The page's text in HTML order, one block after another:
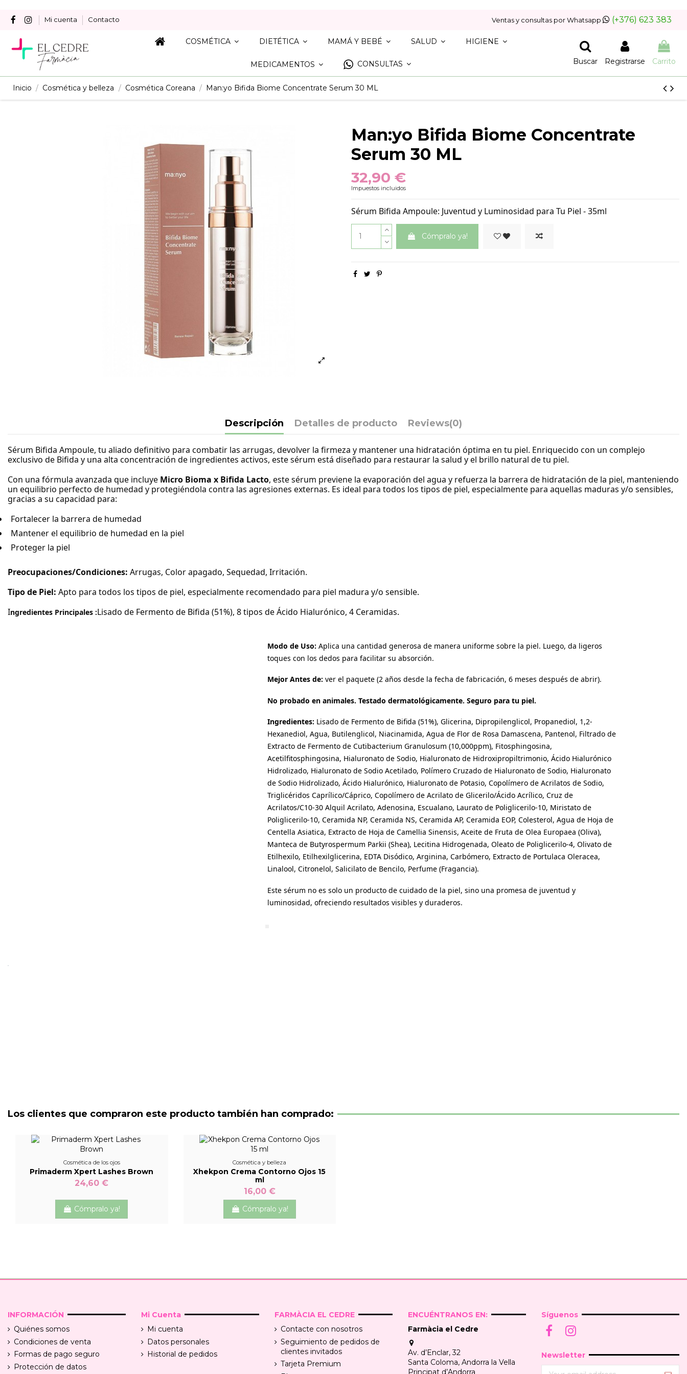
Mi cuenta Contacto Ventas y consultas por Whatsapp (+376) 623 383
COSMÉTICA DIETÉTICA MAMÁ Y BEBÉ SALUD HIGIENE
MEDICAMENTOS CONSULTAS Buscar Registrarse Carrito
Inicio Cosmética y belleza Cosmética Coreana Man:yo Bifida Biome Concentrate Serum 30 ML
Man:yo Bifida Biome Concentrate
Serum 30 ML
32,90 €
Impuestos incluidos
Sérum Bifida Ampoule: Juventud y Luminosidad para Tu Piel - 35ml
Cómpralo ya!
Descripción Detalles de producto Reviews(0)
Sérum Bifida Ampoule, tu aliado definitivo para combatir las arrugas, devolver la firmeza y mantener una hidratación óptima en tu piel. Enriquecido con un complejo
exclusivo de Bifida y una alta concentración de ingredientes activos, este sérum está diseñado para restaurar la salud y el brillo natural de tu piel.
Con una fórmula avanzada que incluye Micro Bioma x Bifida Lacto, este sérum previene la evaporación del agua y refuerza la barrera de hidratación de la piel, manteniendo
un equilibrio perfecto de humedad y protegiéndola contra las agresiones externas. Es ideal para todos los tipos de piel, especialmente para aquellas maduras y/o sensibles,
gracias a su capacidad para:
Fortalecer la barrera de humedad
Mantener el equilibrio de humedad en la piel
Proteger la piel
Preocupaciones/Condiciones: Arrugas, Color apagado, Sequedad, Irritación.
Tipo de Piel: Apto para todos los tipos de piel, especialmente recomendado para piel madura y/o sensible.
Ingredientes Principales :Lisado de Fermento de Bifida (51%), 8 tipos de Ácido Hialurónico, 4 Ceramidas.
Modo de Uso: Aplica una cantidad generosa de manera uniforme sobre la piel. Luego, da ligeros
toques con los dedos para facilitar su absorción.
Mejor Antes de: ver el paquete (2 años desde la fecha de fabricación, 6 meses después de abrir).
No probado en animales. Testado dermatológicamente. Seguro para tu piel.
Ingredientes: Lisado de Fermento de Bifida (51%), Glicerina, Dipropilenglicol, Propanediol, 1,2-
Hexanediol, Agua, Butilenglicol, Niacinamida, Agua de Flor de Rosa Damascena, Pantenol, Filtrado de
Extracto de Fermento de Cutibacterium Granulosum (10,000ppm), Fitosphingosina,
Acetilfitosphingosina, Hialuronato de Sodio, Hialuronato de Hidroxipropiltrimonio, Ácido Hialurónico
Hidrolizado, Hialuronato de Sodio Acetilado, Polímero Cruzado de Hialuronato de Sodio, Hialuronato
de Sodio Hidrolizado, Ácido Hialurónico, Hialuronato de Potasio, Copolímero de Acrilatos de Sodio,
Triglicéridos Caprílico/Cáprico, Copolímero de Acrilato de Glicerilo/Ácido Acrílico, Cruz de
Acrilatos/C10-30 Alquil Acrilato, Adenosina, Escualano, Laurato de Poliglicerilo-10, Miristato de
Poliglicerilo-10, Ceramida NP, Ceramida NS, Ceramida AP, Ceramida EOP, Colesterol, Agua de Hoja de
Centella Asiatica, Extracto de Hoja de Camellia Sinensis, Aceite de Fruta de Olea Europaea (Oliva),
Manteca de Butyrospermum Parkii (Shea), Lecitina Hidrogenada, Oleato de Poliglicerilo-4, Olivato de
Etilhexilo, Etilhexilglicerina, EDTA Disódico, Arginina, Carbómero, Extracto de Portulaca Oleracea,
Linalool, Citronelol, Salicilato de Bencilo, Perfume (Fragancia).
Este sérum no es solo un producto de cuidado de la piel, sino una promesa de juventud y
luminosidad, ofreciendo resultados visibles y duraderos.
Los clientes que compraron este producto también han comprado:
Cosmética de los ojos
Primaderm Xpert Lashes Brown
24,60 €
Cómpralo ya!
Cosmética y belleza
Xhekpon Crema Contorno Ojos 15
ml
16,00 €
Cómpralo ya!
INFORMACIÓN
Quiénes somos
Condiciones de venta
Formas de pago seguro
Protección de datos
Mi Cuenta
Mi cuenta
Datos personales
Historial de pedidos
FARMÀCIA EL CEDRE
Contacte con nosotros
Seguimiento de pedidos de
clientes invitados
Tarjeta Premium
ENCUÉNTRANOS EN:
Farmàcia el Cedre
Av. d’Enclar, 32
Santa Coloma, Andorra la Vella
Principat d’Andorra
Síguenos
Newsletter